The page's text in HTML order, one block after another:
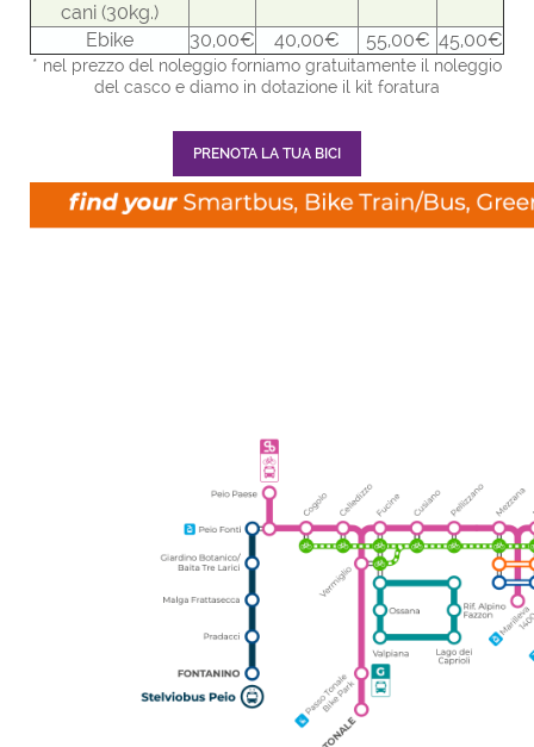
cani (30kg.)
Ebike 30,00€ 40,00€ 55,00€ 45,00€
* nel prezzo del noleggio forniamo gratuitamente il noleggio
del casco e diamo in dotazione il kit foratura
PRENOTA LA TUA BICI